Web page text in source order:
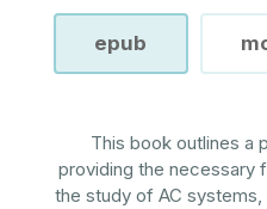
epub
This book outlines a
providing the necessary
the study of AC systems,